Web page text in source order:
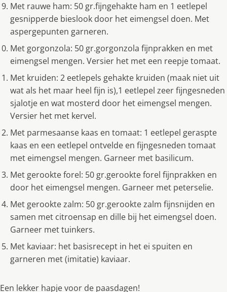
Met rauwe ham: 50 gr.fijngehakte ham en 1 eetlepel
gesnipperde bieslook door het eimengsel doen. Met
aspergepunten garneren.
Met gorgonzola: 50 gr.gorgonzola fijnprakken en met
eimengsel mengen. Versier het met een reepje tomaat.
Met kruiden: 2 eetlepels gehakte kruiden (maak niet uit
wat als het maar heel fijn is),1 eetlepel zeer fijngesneden
sjalotje en wat mosterd door het eimengsel mengen.
Versier het met kervel.
Met parmesaanse kaas en tomaat: 1 eetlepel geraspte
kaas en een eetlepel ontvelde en fijngesneden tomaat
met eimengsel mengen. Garneer met basilicum.
Met gerookte forel: 50 gr.gerookte forel fijnprakken en
door het eimengsel mengen. Garneer met peterselie.
Met gerookte zalm: 50 gr.gerookte zalm fijnsnijden en
samen met citroensap en dille bij het eimengsel doen.
Garneer met tuinkers.
Met kaviaar: het basisrecept in het ei spuiten en
garneren met (imitatie) kaviaar.
Een lekker hapje voor de paasdagen!